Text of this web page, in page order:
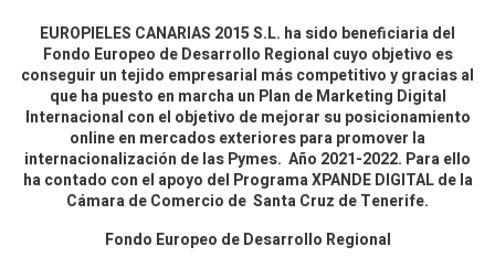
EUROPIELES CANARIAS 2015 S.L. ha sido beneficiaria del
Fondo Europeo de Desarrollo Regional cuyo objetivo es
conseguir un tejido empresarial más competitivo y gracias al
que ha puesto en marcha un Plan de Marketing Digital
Internacional con el objetivo de mejorar su posicionamiento
online en mercados exteriores para promover la
internacionalización de las Pymes. Año 2021-2022. Para ello
ha contado con el apoyo del Programa XPANDE DIGITAL de la
Cámara de Comercio de Santa Cruz de Tenerife.
Fondo Europeo de Desarrollo Regional